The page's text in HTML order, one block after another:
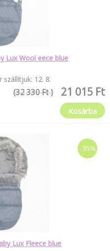
Lux Wool eece blue
szállítjuk: 12. 8.
21 015 Ft
(32 330 Ft )
Kosárba
-35%
Lux Fleece blue